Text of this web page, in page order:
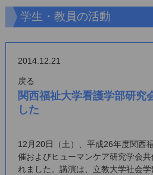
学生・教員の活動
2014.12.21
戻る
関西福祉大学看護学部研究
した
12月20日（土）、平成26年度関西
催およびヒューマンケア研究学会
れました。講演は、立教大学社会